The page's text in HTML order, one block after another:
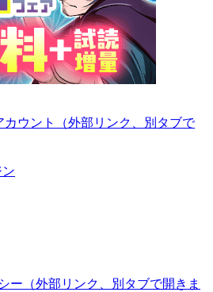
ウント
（外部リンク、別タブで
ー （外部リンク、別タブで開きま